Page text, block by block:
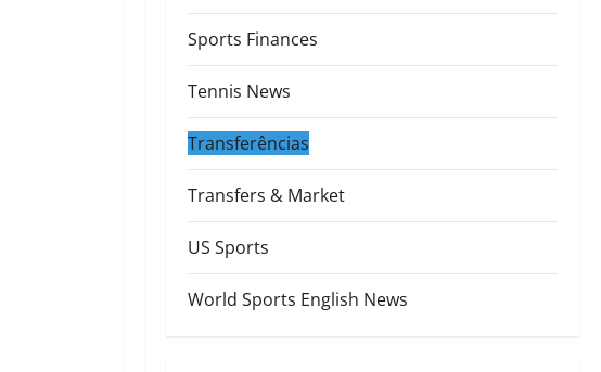
Sports Finances
Tennis News
Transferências
Transfers & Market
US Sports
World Sports English News